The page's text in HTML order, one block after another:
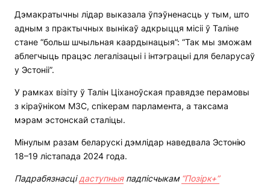
Дэмакратычны лідар выказала ўпэўненасць у тым, што
адным з практычных вынікаў адкрыцця місіі ў Таліне
стане “больш шчыльная каардынацыя”: “Так мы зможам
аблегчыць працэс легалізацыі і інтэграцыі для беларусаў
у Эстоніі”.
У рамках візіту ў Талін Ціханоўская правядзе перамовы
з кіраўніком МЗС, спікерам парламента, а таксама
мэрам эстонскай сталіцы.
Мінулым разам беларускі дэмлідар наведвала Эстонію
18–19 лістапада 2024 года.
Падрабязнасцідаступныяпадпісчыкам “Позірк+”